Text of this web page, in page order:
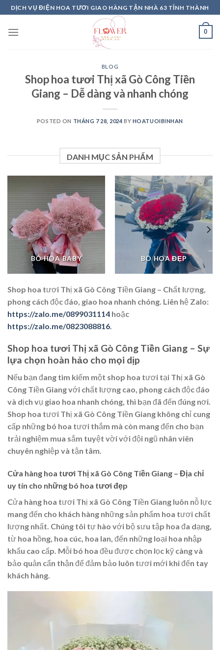
Skip
to
content
DỊCH VỤ ĐIỆN HOA TƯƠI GIAO HÀNG TẬN NHÀ 63 TỈNH THÀNH
0
BLOG
Shop hoa tươi Thị xã Gò Công Tiền
Giang – Dễ dàng và nhanh chóng
POSTED ON THÁNG 7 28, 2024 BY HOATUOIBINHAN
DANH MỤC SẢN PHẨM
BÓ HOA BABY BÓ HOA ĐẸP
Shop hoa tươi Thị xã Gò Công Tiền Giang – Chất lượng,
phong cách độc đáo, giao hoa nhanh chóng. Liên hệ Zalo:
https://zalo.me/0899031114 hoặc
https://zalo.me/0823088816.
Shop hoa tươi Thị xã Gò Công Tiền Giang – Sự
lựa chọn hoàn hảo cho mọi dịp
Nếu bạn đang tìm kiếm một shop hoa tươi tại Thị xã Gò
Công Tiền Giang với chất lượng cao, phong cách độc đáo
và dịch vụ giao hoa nhanh chóng, thì bạn đã đến đúng nơi.
Shop hoa tươi Thị xã Gò Công Tiền Giang không chỉ cung
cấp những bó hoa tươi thắm mà còn mang đến cho bạn
trải nghiệm mua sắm tuyệt vời với đội ngũ nhân viên
chuyên nghiệp và tận tâm.
Cửa hàng hoa tươi Thị xã Gò Công Tiền Giang – Địa chỉ
uy tín cho những bó hoa tươi đẹp
Cửa hàng hoa tươi Thị xã Gò Công Tiền Giang luôn nỗ lực
mang đến cho khách hàng những sản phẩm hoa tươi chất
lượng nhất. Chúng tôi tự hào với bộ sưu tập hoa đa dạng,
từ hoa hồng, hoa cúc, hoa lan, đến những loại hoa nhập
khẩu cao cấp. Mỗi bó hoa đều được chọn lọc kỹ càng và
bảo quản cẩn thận để đảm bảo luôn tươi mới khi đến tay
khách hàng.